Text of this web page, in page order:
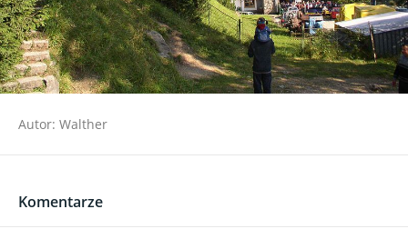
Autor: Walther
Komentarze